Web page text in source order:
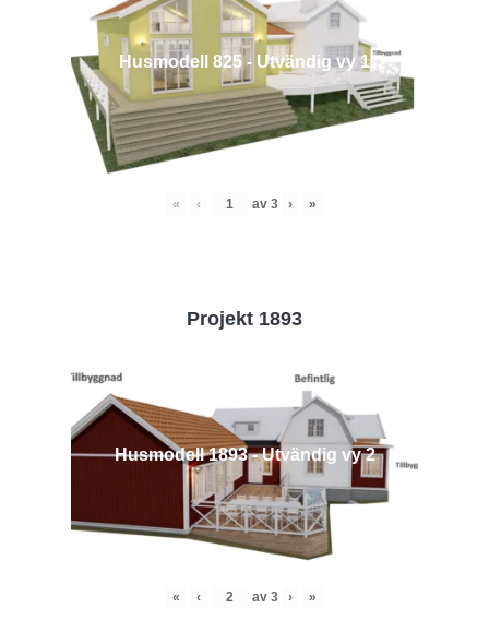
Husmodell 825 - Utvändig vy 1
« ‹ av 3 › »
Projekt 1893
Husmodell 1893 - Utvändig vy 2
« ‹ av 3 › »